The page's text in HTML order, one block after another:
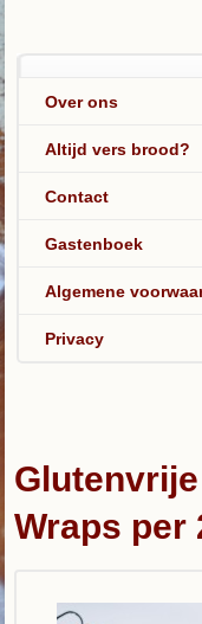
Over ons
Altijd vers brood?
Contact
Gastenboek
Algemene
Privacy
Wraps per